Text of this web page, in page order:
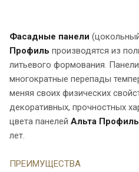
Фасадные панели
Профиль производятся из
литьевого формования.
многократные перепады
меняя своих физических
декоративных, прочностных
цвета панелей Альта Профиль
лет.
ПРЕИМУЩЕСТВА